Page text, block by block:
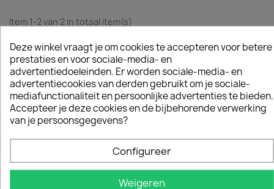
Item 1-2 van 2 in totaal item(s)
Terug naar boven
Veilig betalen
Eenvoudig betalen met iDEAL
Gratis verzending
Boven de € 100,- gratis verzending (NL)
500+ producten
Meer dan 500 artikelen
Deze winkel vraagt je om cookies te accepteren voor betere
prestaties en voor sociale-media- en
advertentiedoeleinden. Er worden sociale-media- en
advertentiecookies van derden gebruikt om je sociale-
mediafunctionaliteit en persoonlijke advertenties te bieden.
Accepteer je deze cookies en de bijbehorende verwerking
van je persoonsgegevens?
Configureer
Weigeren